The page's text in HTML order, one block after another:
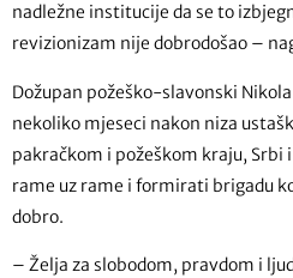
nadležne institucije da se to
revizionizam nije dobrodošao –
Dožupan požeško-slavonski
nekoliko mjeseci nakon niza
pakračkom i požeškom kraju,
rame uz rame i formirati brigadu
dobro.
– Želja za slobodom, pravdom i